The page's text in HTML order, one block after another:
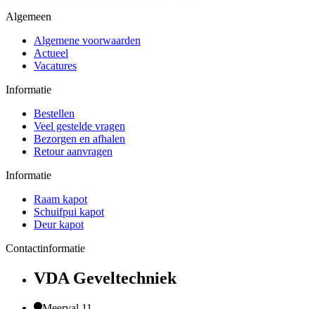
Algemeen
Algemene voorwaarden
Actueel
Vacatures
Informatie
Bestellen
Veel gestelde vragen
Bezorgen en afhalen
Retour aanvragen
Informatie
Raam kapot
Schuifpui kapot
Deur kapot
Contactinformatie
VDA Geveltechniek